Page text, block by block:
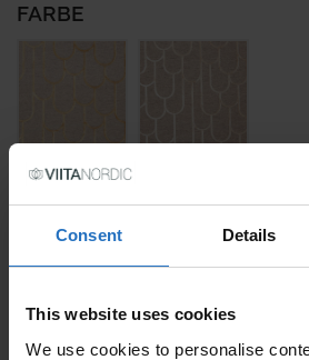
Consent Details
This website uses cookies
We use cookies to personalise
FARBE
Inkl. MwSt., Kostenloser Versand.
Auslieferung in 10-15 Arbeitstage.